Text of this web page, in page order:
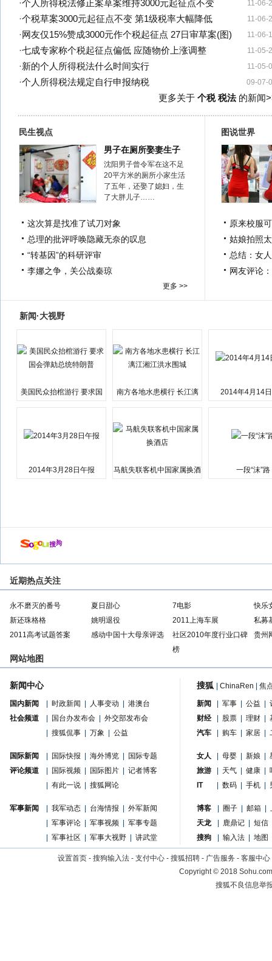
11-06-
·个人所得税法修正案草案维持3000元起征点不变
11-06-
·个税草案3000元起征点不变 第1级税率大幅降低
11-06-
·网友仅15%赞成3000元作个税起征点 27日审草案(图)
11-05-
·七成专家称个税起征点偏低 应随物价上涨调整
11-05-
·新的个人所得税法什么时间实行
09-07-
·个人所得税法规定自行申报纳税
更多关于 个税 税法的新闻
民生视点
男子在厕所娶妻生子
沈阳男子曾令军在这不足
20平方米的厕所小家生活
了五年，还娶了媳妇，生
了大胖儿子……
这次算是找准了试刀对象
总理的批评呼唤隐藏无奈的叹息
“转基因”的科研评审
李娜之争，关公战秦琼
更多 >>
图说世界
原来校服
姑娘拍照
总结：女
网友评论
新闻·大视野
美国民众抬棺游行 要求国
南方各地水患横行 长江漓
2014年4月14
2014年3月28日午报
马航失联客机中国家属换酒
一段“沫”路
近期热点关注
永不磨灭的番号 夏日甜心 7电影
快乐
新还珠格格
姚明退役 2011上海车展
私募
2011高考试题答案
感动中国十大母亲评选
社区2010年度行业口碑
榜
贵州
网站地图
新闻中心
国内新闻 时政新闻 人事变动
港澳台
国台办发布会 外交部发布会
社会频道
搜狐侃事 万象 公益
国际新闻 国际快报 海外博览
国际专题
国际视频 国际图片 记者博客
评论频道
有此一说 搜狐网论
军事新闻 我军动态 台海情报
外军新闻
军事评论 军事视频
军事专题
军事社区 军事大视野 讲武堂
搜狐 ChinaRen 焦
新闻 军事 公益
财经
股票 理财
汽车
购车 家居
女人 母婴 新娘
旅游
天气 健康
IT
数码 手机
博客 圈子 邮箱
天龙
鹿鼎记
短信
搜狗
输入法 地图
设置首页 - 搜狗输入法 - 支付中心 - 搜狐招聘 - 广告服务 - 客服中心
Copyright©2018
搜狐不良信息举